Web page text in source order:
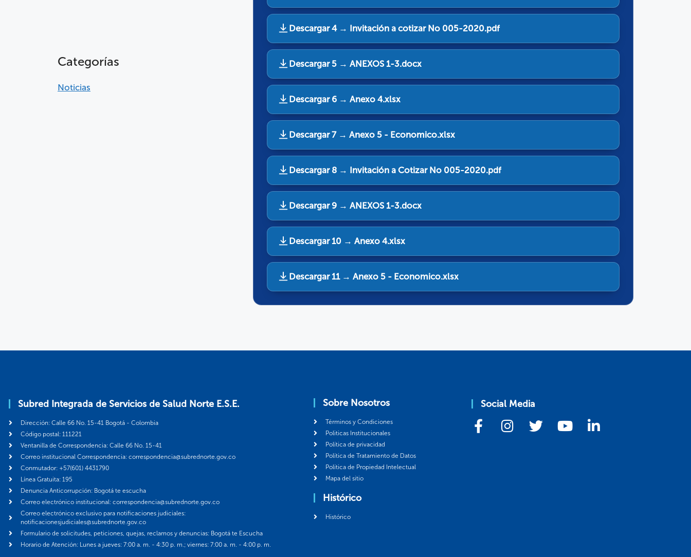
Descargar 4 → Invitación a cotizar No 005-2020.pdf
Descargar 5 → ANEXOS 1-3.docx
Descargar 6 → Anexo 4.xlsx
Descargar 7 → Anexo 5 - Economico.xlsx
Descargar 8 → Invitación a Cotizar No 005-2020.pdf
Descargar 9 → ANEXOS 1-3.docx
Descargar 10 → Anexo 4.xlsx
Descargar 11 → Anexo 5 - Economico.xlsx
Categorías
Noticias
Subred Integrada de Servicios de Salud Norte E.S.E.
Dirección: Calle 66 No. 15-41 Bogotá - Colombia
Código postal: 111221
Ventanilla de Correspondencia: Calle 66 No. 15-41
Correo institucional Correspondencia: correspondencia@subrednorte.gov.co
Conmutador: +57(601) 4431790
Línea Gratuita: 195
Denuncia Anticorrupción: Bogotá te escucha
Correo electrónico institucional: correspondencia@subrednorte.gov.co
Correo electrónico exclusivo para notificaciones judiciales:
notificacionesjudiciales@subrednorte.gov.co
Formulario de solicitudes, peticiones, quejas, reclamos y denuncias: Bogotá te Escucha
Horario de Atención: Lunes a jueves: 7:00 a. m. - 4:30 p. m.; viernes: 7:00 a. m. - 4:00 p. m.
Sobre Nosotros
Términos y Condiciones
Politicas Institucionales
Política de privacidad
Política de Tratamiento de Datos
Política de Propiedad Intelectual
Mapa del sitio
Histórico
Histórico
Social Media